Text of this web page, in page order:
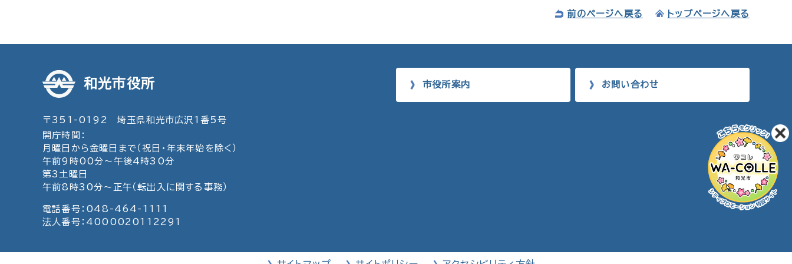
前のページへ戻る トップページへ戻る
和光市役所
〒351-0192 埼玉県和光市広沢1番5号
開庁時間：
月曜日から金曜日まで（祝日・年末年始を除く）
午前9時00分～午後4時30分
第3土曜日
午前8時30分～正午（転出入に関する事務）
電話番号：048-464-1111
法人番号：4000020112291
市役所案内 お問い合わせ